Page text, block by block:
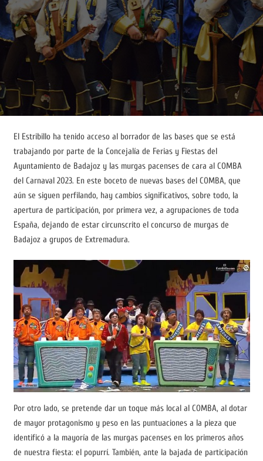
El Estribillo ha tenido acceso al borrador de las bases que se está
trabajando por parte de la Concejalía de Ferias y Fiestas del
Ayuntamiento de Badajoz y las murgas pacenses de cara al COMBA
del Carnaval 2023. En este boceto de nuevas bases del COMBA, que
aún se siguen perfilando, hay cambios significativos, sobre todo, la
apertura de participación, por primera vez, a agrupaciones de toda
España, dejando de estar circunscrito el concurso de murgas de
Badajoz a grupos de Extremadura.
Por otro lado, se pretende dar un toque más local al COMBA, al dotar
de mayor protagonismo y peso en las puntuaciones a la pieza que
identificó a la mayoría de las murgas pacenses en los primeros años
de nuestra fiesta: el popurrí. También, ante la bajada de participación